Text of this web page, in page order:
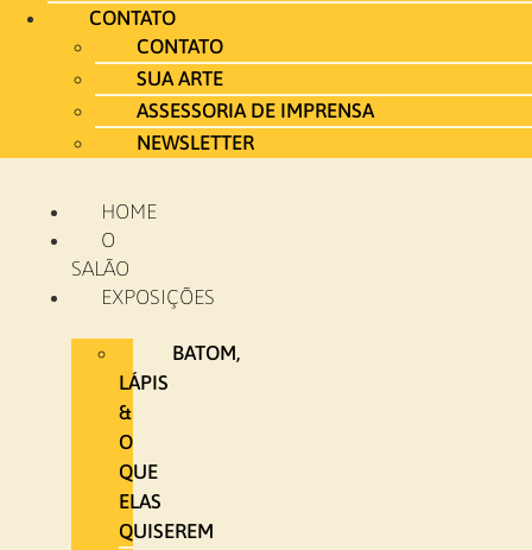
CONTATO
CONTATO
SUA ARTE
ASSESSORIA DE IMPRENSA
NEWSLETTER
HOME
O
SALÃO
EXPOSIÇÕES
BATOM,
LÁPIS
&
O
QUE
ELAS
QUISEREM